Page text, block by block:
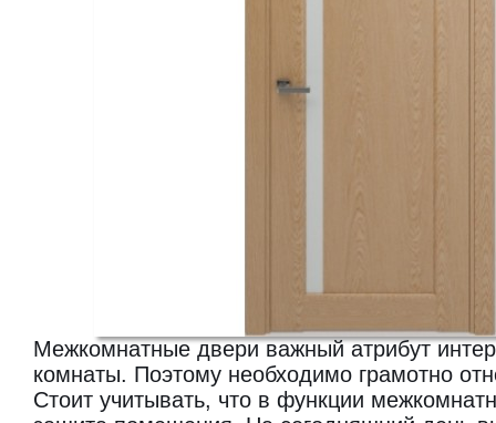
Межкомнатные двери важный атрибут
комнаты. Поэтому необходимо грамотно
Стоит учитывать, что в функции